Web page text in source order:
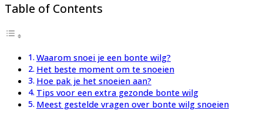
Table of Contents
Waarom snoei je een bonte wilg?
Het beste moment om te snoeien
Hoe pak je het snoeien aan?
Tips voor een extra gezonde bonte wilg
Meest gestelde vragen over bonte wilg snoeien